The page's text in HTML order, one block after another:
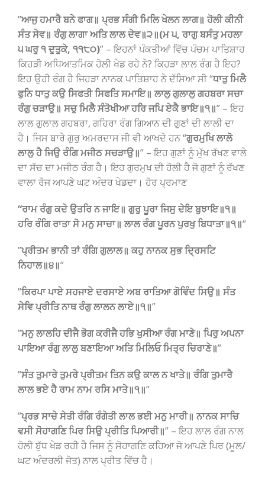
”ਆਜੁ ਹਮਾਰੈ ਬਨੇ ਫਾਗ॥ ਪ੍ਰਭ ਸੰਗੀ ਮਿਲਿ ਖੇਲਨ ਲਾਗ॥ ਹੋਲੀ ਕੀਨੀ
ਸੰਤ ਸੇਵ॥ ਰੰਗੁ ਲਾਗਾ ਅਤਿ ਲਾਲ ਦੇਵ॥੨॥(ਮ ੫, ਰਾਗੁ ਬਸੰਤੁ ਮਹਲਾ
੫ ਘਰੁ ੧ ਦੁਤੁਕੇ, ੧੧੮੦)” – ਇਹਨਾਂ ਪੰਕਤੀਆਂ ਵਿੱਚ ਪੰਚਮ ਪਾਤਿਸ਼ਾਹ
ਕਿਹੜੀ ਅਧਿਆਤਮਿਕ ਹੋਲੀ ਖੇਡ ਰਹੇ ਨੇ? ਕਿਹੜਾ ਲਾਲ ਰੰਗ ਹੈ ਇਹ?
ਇਹ ਉਹੀ ਰੰਗ ਹੈ ਜਿਹੜਾ ਨਾਨਕ ਪਾਤਿਸ਼ਾਹ ਨੇ ਦੱਸਿਆ ਸੀ “ਧਾਤੁ ਮਿਲੈ
ਫੁਨਿ ਧਾਤੁ ਕਉ ਸਿਫਤੀ ਸਿਫਤਿ ਸਮਾਇ॥ ਲਾਲੁ ਗੁਲਾਲੁ ਗਹਬਰਾ ਸਚਾ
ਰੰਗੁ ਚੜਾਉ॥ ਸਚੁ ਮਿਲੈ ਸੰਤੋਖੀਆ ਹਰਿ ਜਪਿ ਏਕੈ ਭਾਇ॥੧॥” – ਇਹ
ਲਾਲ ਗੁਲਾਲ ਗਹਬਰਾ, ਗਹਿਰਾ ਰੰਗ ਗਿਆਨ ਦੀ ਗੁਣਾਂ ਦੀ ਲਾਲੀ ਦਾ
ਹੈ। ਜਿਸ ਬਾਰੇ ਗੁਰੁ ਅਮਰਦਾਸ ਜੀ ਵੀ ਆਖਦੇ ਹਨ “ਗੁਰਮੁਖਿ ਲਾਲੋ
ਲਾਲੁ ਹੈ ਜਿਉ ਰੰਗਿ ਮਜੀਠ ਸਚੜਾਉ॥” – ਇਹ ਗੁਣਾਂ ਨੂੰ ਮੁੱਖ ਰੱਖਣ ਵਾਲੇ
ਦਾ ਸੱਚ ਦਾ ਮਜੀਠ ਰੰਗ ਹੈ। ਇਹ ਗੁਰਮੁਖ ਦੀ ਹੋਲੀ ਹੈ ਜੋ ਗੁਣਾਂ ਨੂੰ ਰੱਖਣ
ਵਾਲਾ ਰੋਜ ਆਪਣੇ ਘਟ ਅੰਦਰ ਖੇਡਦਾ। ਹੋਰ ਪ੍ਰਮਾਣ
“ਰਾਮ ਰੰਗੁ ਕਦੇ ਉਤਰਿ ਨ ਜਾਇ॥ ਗੁਰੁ ਪੂਰਾ ਜਿਸੁ ਦੇਇ ਬੁਝਾਇ॥੧॥
ਹਰਿ ਰੰਗਿ ਰਾਤਾ ਸੋ ਮਨੁ ਸਾਚਾ॥ ਲਾਲ ਰੰਗ ਪੂਰਨ ਪੁਰਖੁ ਬਿਧਾਤਾ॥੧॥“
”ਪ੍ਰੀਤਮ ਭਾਨੀ ਤਾਂ ਰੰਗਿ ਗੁਲਾਲ॥ ਕਹੁ ਨਾਨਕ ਸੁਭ ਦ੍ਰਿਸਟਿ
ਨਿਹਾਲ॥੪॥”
”ਕਿਰਪਾ ਪਾਏ ਸਹਜਾਏ ਦਰਸਾਏ ਅਬ ਰਾਤਿਆ ਗੋਵਿੰਦ ਸਿਉ॥ ਸੰਤ
ਸੇਵਿ ਪ੍ਰੀਤਿ ਨਾਥ ਰੰਗੁ ਲਾਲਨ ਲਾਏ॥੧॥”
”ਮਨੁ ਲਾਲਹਿ ਦੀਜੈ ਭੋਗ ਕਰੀਜੈ ਹਭਿ ਖੁਸੀਆ ਰੰਗ ਮਾਣੇ॥ ਪਿਰੁ ਅਪਨਾ
ਪਾਇਆ ਰੰਗੁ ਲਾਲੁ ਬਣਾਇਆ ਅਤਿ ਮਿਲਿਓ ਮਿਤ੍ਰ ਚਿਰਾਣੇ॥”
”ਸੰਤ ਤੁਮਾਰੇ ਤੁਮਰੇ ਪ੍ਰੀਤਮ ਤਿਨ ਕਉ ਕਾਲ ਨ ਖਾਤੇ॥ ਰੰਗਿ ਤੁਮਾਰੈ
ਲਾਲ ਭਏ ਹੈ ਰਾਮ ਨਾਮ ਰਸਿ ਮਾਤੇ॥੧॥”
”ਪ੍ਰਭ ਸਾਚੇ ਸੇਤੀ ਰੰਗਿ ਰੰਗੇਤੀ ਲਾਲ ਭਈ ਮਨੁ ਮਾਰੀ॥ ਨਾਨਕ ਸਾਚਿ
ਵਸੀ ਸੋਹਾਗਣਿ ਪਿਰ ਸਿਉ ਪ੍ਰੀਤਿ ਪਿਆਰੀ॥” – ਇਹ ਲਾਲ ਰੰਗ ਨਾਲ
ਹੋਲੀ ਬੁੱਧ ਖੇਡ ਰਹੀ ਹੈ ਜਿਸ ਨੂੰ ਸੋਹਾਗਣਿ ਕਹਿਆ ਜੋ ਆਪਣੇ ਪਿਰ (ਮੂਲ/
ਘਟ ਅੰਦਰਲੀ ਜੋਤ) ਨਾਲ ਪ੍ਰੀਤ ਵਿੱਚ ਹੈ।